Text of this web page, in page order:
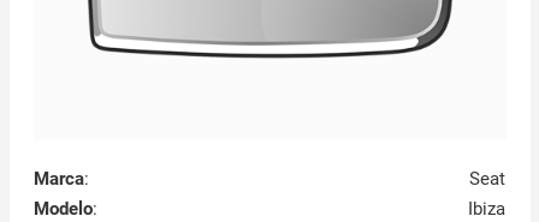
Marca:
Seat
Modelo:
Ibiza